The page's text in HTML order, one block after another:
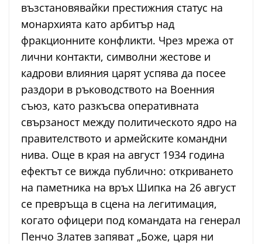
възстановявайки престижния статус на
монархията като арбитър над
фракционните конфликти. Чрез мрежа от
лични контакти, символни жестове и
кадрови влияния царят успява да посее
раздори в ръководството на Военния
съюз, като разкъсва оперативната
свързаност между политическото ядро на
правителството и армейските командни
нива. Още в края на август 1934 година
ефектът се вижда публично: откриването
на паметника на връх Шипка на 26 август
се превръща в сцена на легитимация,
когато офицери под командата на генерал
Пенчо Златев запяват „Боже, царя ни